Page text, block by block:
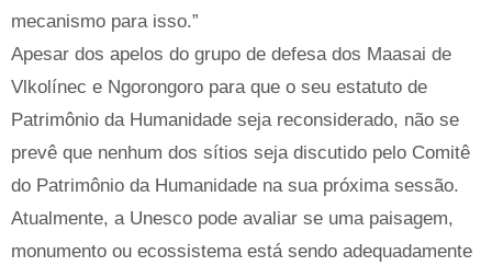
mecanismo para isso.”
Apesar dos apelos do grupo de defesa dos Maasai de
Vlkolínec e Ngorongoro para que o seu estatuto de
Patrimônio da Humanidade seja reconsiderado, não se
prevê que nenhum dos sítios seja discutido pelo Comitê
do Patrimônio da Humanidade na sua próxima sessão.
Atualmente, a Unesco pode avaliar se uma paisagem,
monumento ou ecossistema está sendo adequadamente